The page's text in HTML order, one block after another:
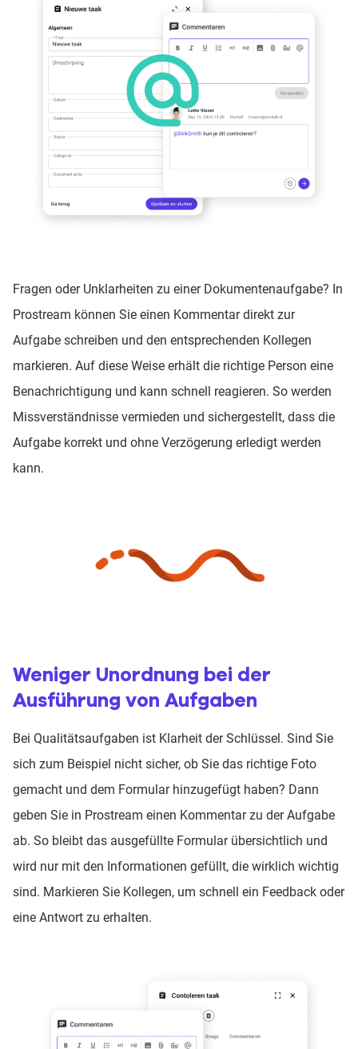
Fragen oder Unklarheiten zu einer Dokumentenaufgabe? In
Prostream können Sie einen Kommentar direkt zur
Aufgabe schreiben und den entsprechenden Kollegen
markieren. Auf diese Weise erhält die richtige Person eine
Benachrichtigung und kann schnell reagieren. So werden
Missverständnisse vermieden und sichergestellt, dass die
Aufgabe korrekt und ohne Verzögerung erledigt werden
kann.
Weniger Unordnung bei der
Ausführung von Aufgaben
Bei Qualitätsaufgaben ist Klarheit der Schlüssel. Sind Sie
sich zum Beispiel nicht sicher, ob Sie das richtige Foto
gemacht und dem Formular hinzugefügt haben? Dann
geben Sie in Prostream einen Kommentar zu der Aufgabe
ab. So bleibt das ausgefüllte Formular übersichtlich und
wird nur mit den Informationen gefüllt, die wirklich wichtig
sind. Markieren Sie Kollegen, um schnell ein Feedback oder
eine Antwort zu erhalten.